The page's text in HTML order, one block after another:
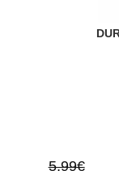
5,99€